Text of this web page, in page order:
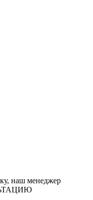
наш менеджер